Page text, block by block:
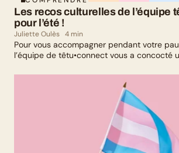
Les recos culturelles de l’équipe
pour l’été !
Juliette Oulès 4 min
Pour vous accompagner pendant votre
l’équipe de têtu•connect vous a concocté une petite
culturelle : il y en a pour tous les goûts !